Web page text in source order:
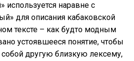
наравне с
для описания кабаковской
тексте – как будто модным
устоявшееся понятие, чтобы
другую близкую лексему,